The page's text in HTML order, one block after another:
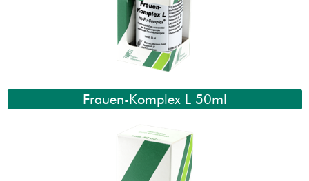
Frauen-Komplex L 50ml